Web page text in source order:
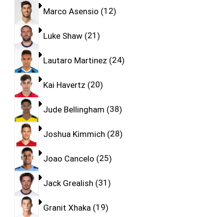
Marco Asensio 12
Luke Shaw 21
Lautaro Martinez 24
Kai Havertz 20
Jude Bellingham 38
Joshua Kimmich 28
Joao Cancelo 25
Jack Grealish 31
Granit Xhaka 19